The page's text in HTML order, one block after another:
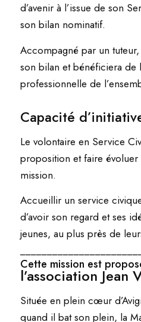
d’avenir à l’issue de son
son bilan nominatif.
Accompagné par un
son bilan et bénéficiera de
professionnelle de
Capacité
Le volontaire en Service
proposition et faire
mission.
Accueillir un service
d’avoir son regard et ses
jeunes, au plus près de
Cette mission est
l’association Jean
Située en plein cœur
quand il bat son plein, la